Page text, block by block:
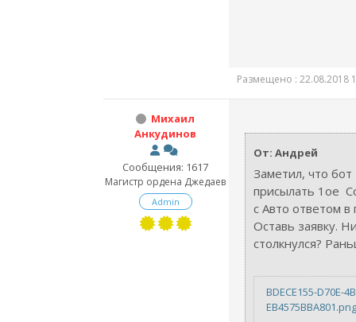
Размещено : 22.08.2018
Михаил
Анкудинов
Сообщения: 1617
Магистр ордена Джедаев
Admin
От: Андрей
Заметил, что бот
присылать 1ое
с Авто ответом
Оставь заявку.
столкнулся?
BDECE155-D70E-
EB4575BBA801.png